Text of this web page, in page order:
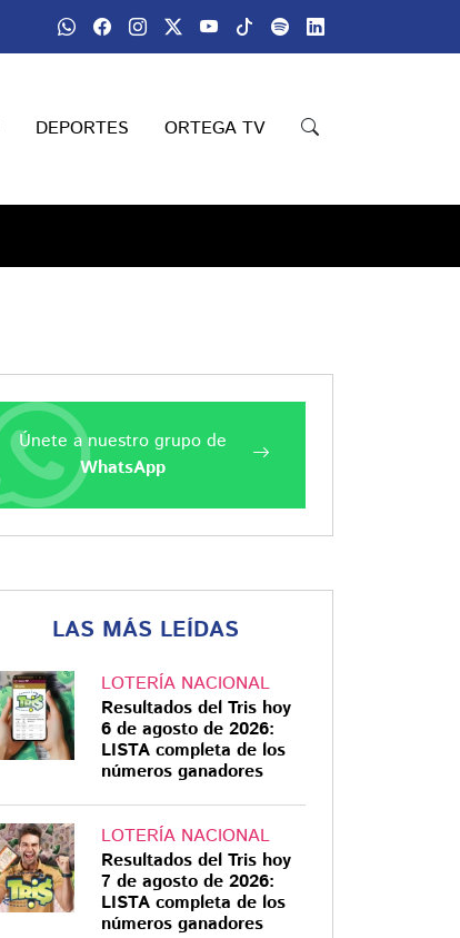
DEPORTES ORTEGA TV
Únete a nuestro grupo de
WhatsApp
LAS MÁS LEÍDAS
LOTERÍA NACIONAL
Resultados del Tris hoy
6 de agosto de 2026:
LISTA completa de los
números ganadores
LOTERÍA NACIONAL
Resultados del Tris hoy
7 de agosto de 2026:
LISTA completa de los
números ganadores